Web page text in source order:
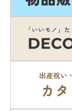
出産祝い
カ